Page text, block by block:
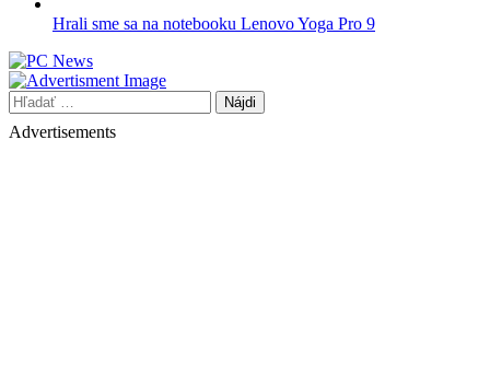
Hrali sme sa na notebooku Lenovo Yoga Pro 9
Hľadať:
Advertisements